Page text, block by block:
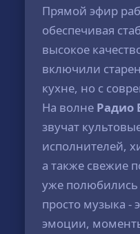
Прямой эфир
обеспечивая
высокое
включили
кухне, но с
На волне Радио
звучат
исполнителей,
а также свежие
уже
просто музыка -
эмоции,